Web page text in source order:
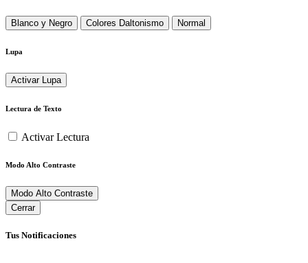
Blanco y Negro Colores Daltonismo Normal
Lupa
Activar Lupa
Lectura de Texto
Activar Lectura
Modo Alto Contraste
Modo Alto Contraste
Cerrar
Tus Notificaciones